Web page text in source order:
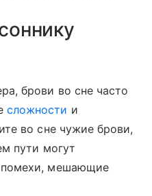
брови во сне часто
сложности и
во сне чужие брови,
пути могут
помехи, мешающие